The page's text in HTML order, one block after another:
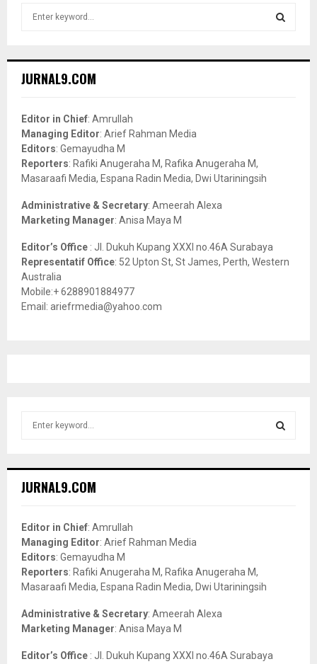
h
o
r
:
JURNAL9.COM
Editor in Chief: Amrullah
Managing Editor: Arief Rahman Media
Editors: Gemayudha M
Reporters: Rafiki Anugeraha M, Rafika Anugeraha M,
Masaraafi Media, Espana Radin Media, Dwi Utariningsih
Administrative & Secretary: Ameerah Alexa
Marketing Manager: Anisa Maya M
Editor’s Office : Jl. Dukuh Kupang XXXI no.46A Surabaya
Representatif Office: 52 Upton St, St James, Perth, Western
Australia
Mobile:+ 6288901884977
Email: ariefrmedia@yahoo.com
h
o
r
:
JURNAL9.COM
Editor in Chief: Amrullah
Managing Editor: Arief Rahman Media
Editors: Gemayudha M
Reporters: Rafiki Anugeraha M, Rafika Anugeraha M,
Masaraafi Media, Espana Radin Media, Dwi Utariningsih
Administrative & Secretary: Ameerah Alexa
Marketing Manager: Anisa Maya M
Editor’s Office : Jl. Dukuh Kupang XXXI no.46A Surabaya